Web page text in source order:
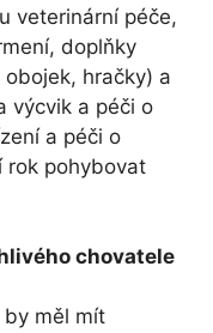
veterinární péče,
doplňky
hračky) a
výcvik a péči o
a péči o
rok pohybovat
chovatele
by měl mít